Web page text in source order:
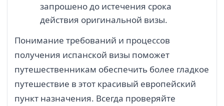
запрошено до истечения срока
действия оригинальной визы.
Понимание требований и процессов
получения испанской визы поможет
путешественникам обеспечить более гладкое
путешествие в этот красивый европейский
пункт назначения. Всегда проверяйте